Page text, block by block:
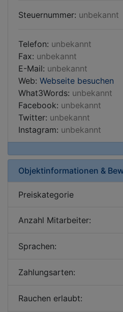
Steuernummer: unbekannt
Telefon: unbekannt
Fax: unbekannt
E-Mail: unbekannt
Web: Webseite besuchen
What3Words: unbekannt
Facebook: unbekannt
Twitter: unbekannt
Instagram: unbekannt
Objektinformationen &
Preiskategorie
Anzahl Mitarbeiter:
Sprachen:
Zahlungsarten:
Rauchen erlaubt: